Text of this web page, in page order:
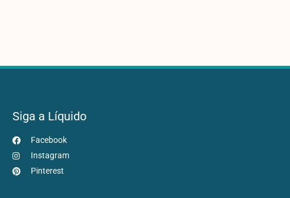
Siga a Líquido
Facebook
Instagram
Pinterest